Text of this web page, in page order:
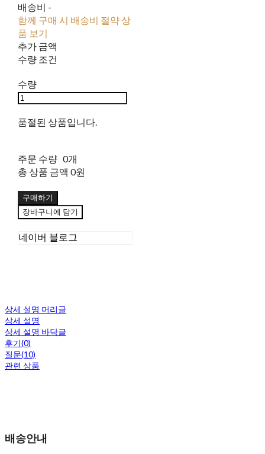
배송비 -
함께 구매 시 배송비 절약 상
품 보기
추가 금액
수량 조건
수량
품절된 상품입니다.
주문 수량 0개
총 상품 금액 0원
구매하기
장바구니에 담기
네이버 블로그
상세 설명 머리글
상세 설명
상세 설명 바닥글
후기(0)
질문(10)
관련 상품
배송안내